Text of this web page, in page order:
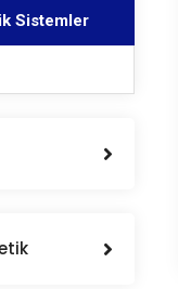
Sistemler